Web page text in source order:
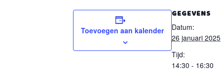
Toevoegen aan kalender
GEGEVENS
Datum:
26 januari 2025
Tijd:
14:30 - 16:30